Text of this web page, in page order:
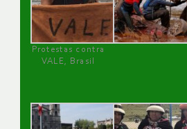
Protestas contra
VALE, Brasil